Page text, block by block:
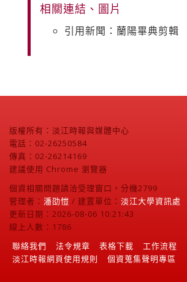
相關連結、圖片
引用新聞：蘭陽畢典剪輯
版權所有：淡江時報與媒體中心
電話：02-26250584
傳真：02-26214169
建議使用 Chrome 瀏覽器
個資相關問題請洽受理窗口，分機2799
管理者： 潘劭愷 / 建置單位： 淡江大學資訊處
更新日期：2026-08-06 10:21:43
線上人數：1786
聯絡我們
法令規章 表格下載
工作流程
淡江時報網頁使用規則
個資蒐集聲明專區